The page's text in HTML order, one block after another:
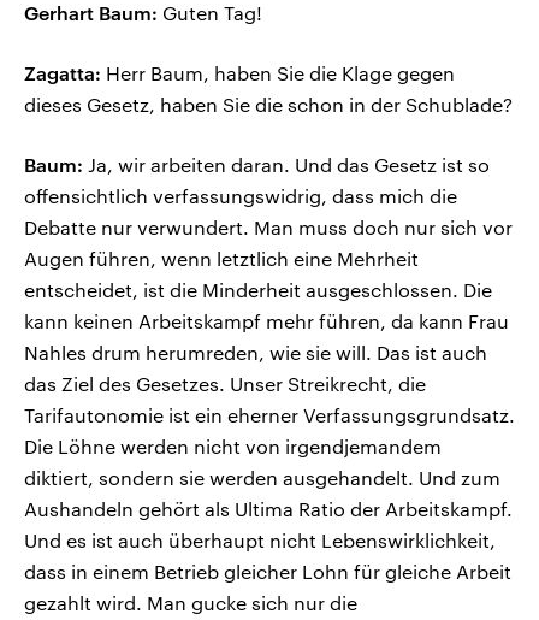
Gerhart Baum: Guten Tag!
Zagatta: Herr Baum, haben Sie die Klage gegen
dieses Gesetz, haben Sie die schon in der Schublade?
Baum: Ja, wir arbeiten daran. Und das Gesetz ist so
offensichtlich verfassungswidrig, dass mich die
Debatte nur verwundert. Man muss doch nur sich vor
Augen führen, wenn letztlich eine Mehrheit
entscheidet, ist die Minderheit ausgeschlossen. Die
kann keinen Arbeitskampf mehr führen, da kann Frau
Nahles drum herumreden, wie sie will. Das ist auch
das Ziel des Gesetzes. Unser Streikrecht, die
Tarifautonomie ist ein eherner Verfassungsgrundsatz.
Die Löhne werden nicht von irgendjemandem
diktiert, sondern sie werden ausgehandelt. Und zum
Aushandeln gehört als Ultima Ratio der Arbeitskampf.
Und es ist auch überhaupt nicht Lebenswirklichkeit,
dass in einem Betrieb gleicher Lohn für gleiche Arbeit
gezahlt wird. Man gucke sich nur die